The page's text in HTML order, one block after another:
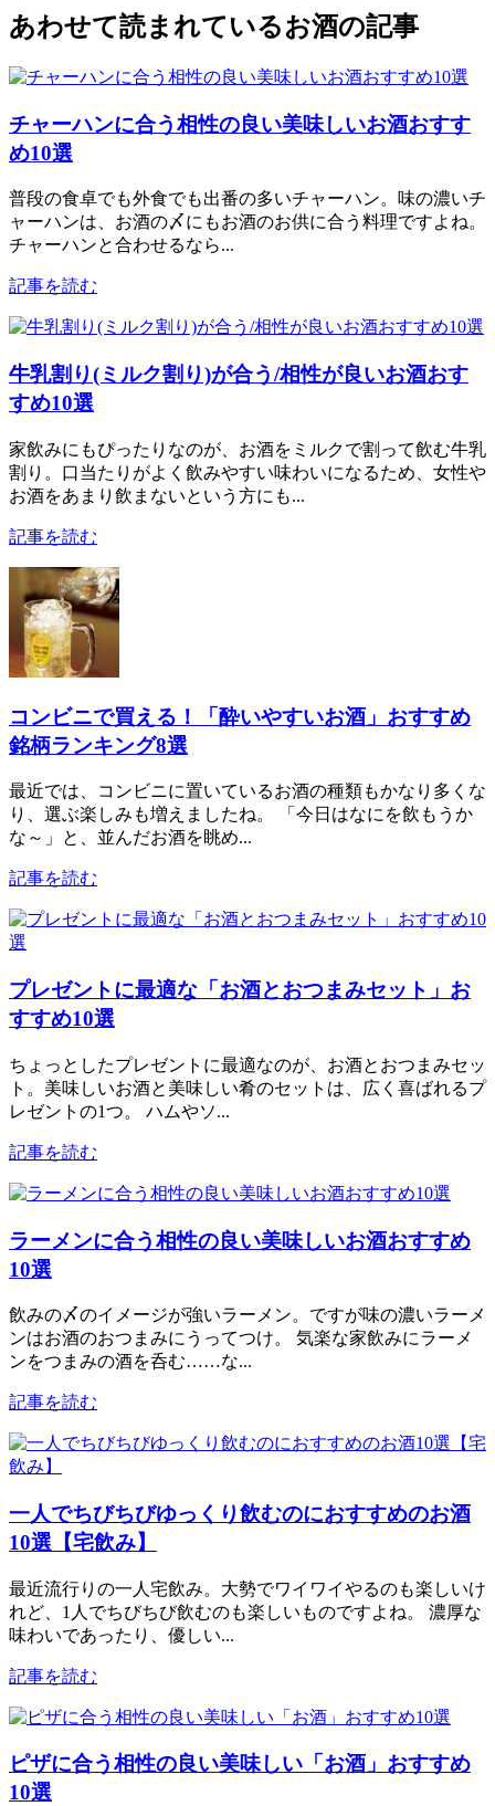
あわせて読まれているお酒の記事
チャーハンに合う相性の良い美味しいお酒おすす
め10選
普段の食卓でも外食でも出番の多いチャーハン。味の濃いチ
ャーハンは、お酒の〆にもお酒のお供に合う料理ですよね。
チャーハンと合わせるなら...
記事を読む
牛乳割り(ミルク割り)が合う/相性が良いお酒おす
すめ10選
家飲みにもぴったりなのが、お酒をミルクで割って飲む牛乳
割り。口当たりがよく飲みやすい味わいになるため、女性や
お酒をあまり飲まないという方にも...
記事を読む
コンビニで買える！「酔いやすいお酒」おすすめ
銘柄ランキング8選
最近では、コンビニに置いているお酒の種類もかなり多くな
り、選ぶ楽しみも増えましたね。 「今日はなにを飲もうか
な～」と、並んだお酒を眺め...
記事を読む
プレゼントに最適な「お酒とおつまみセット」お
すすめ10選
ちょっとしたプレゼントに最適なのが、お酒とおつまみセッ
ト。美味しいお酒と美味しい肴のセットは、広く喜ばれるプ
レゼントの1つ。 ハムやソ...
記事を読む
ラーメンに合う相性の良い美味しいお酒おすすめ
10選
飲みの〆のイメージが強いラーメン。ですが味の濃いラーメ
ンはお酒のおつまみにうってつけ。 気楽な家飲みにラーメ
ンをつまみの酒を呑む……な...
記事を読む
一人でちびちびゆっくり飲むのにおすすめのお酒
10選【宅飲み】
最近流行りの一人宅飲み。大勢でワイワイやるのも楽しいけ
れど、1人でちびちび飲むのも楽しいものですよね。 濃厚な
味わいであったり、優しい...
記事を読む
ピザに合う相性の良い美味しい「お酒」おすすめ
10選